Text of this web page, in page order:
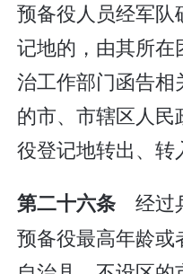
预备役人员经军
记地的，由其所
治工作部门函告
的市、市辖区人
役登记地转出、转
第二十六条经过
预备役最高年龄或